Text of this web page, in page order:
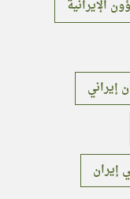
الإيرانية
إيراني
إيران